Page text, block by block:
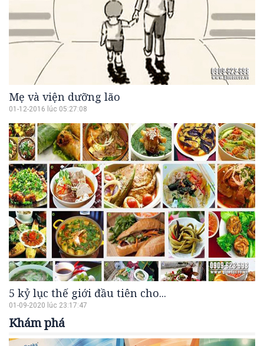
Mẹ và viện dưỡng lão
01-12-2016 lúc 05:27:08
5 kỷ lục thế giới đầu tiên cho...
01-09-2020 lúc 23:17:47
Khám phá